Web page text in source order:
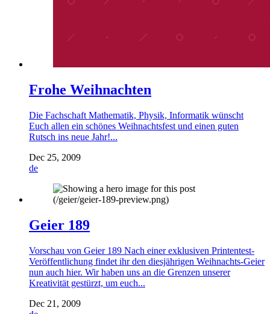
Frohe Weihnachten
Die Fachschaft Mathematik, Physik, Informatik wünscht
Euch allen ein schönes Weihnachtsfest und einen guten
Rutsch ins neue Jahr!...
Dec 25, 2009
de
Geier 189
Vorschau von Geier 189 Nach einer exklusiven Printentest-
Veröffentlichung findet ihr den diesjährigen Weihnachts-Geier
nun auch hier. Wir haben uns an die Grenzen unserer
Kreativität gestürzt, um euch...
Dec 21, 2009